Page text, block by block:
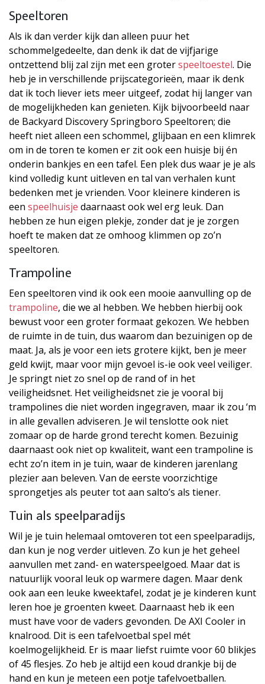
Speeltoren
Als ik dan verder kijk dan alleen puur het
schommelgedeelte, dan denk ik dat de vijfjarige
ontzettend blij zal zijn met een groterspeeltoestel. Die
heb je in verschillende prijscategorieën, maar ik denk
dat ik toch liever iets meer uitgeef, zodat hij langer van
de mogelijkheden kan genieten. Kijk bijvoorbeeld naar
de Backyard Discovery Springboro Speeltoren; die
heeft niet alleen een schommel, glijbaan en een klimrek
om in de toren te komen er zit ook een huisje bij én
onderin bankjes en een tafel. Een plek dus waar je je als
kind volledig kunt uitleven en tal van verhalen kunt
bedenken met je vrienden. Voor kleinere kinderen is
een speelhuisje daarnaast ook wel erg leuk. Dan
hebben ze hun eigen plekje, zonder dat je je zorgen
hoeft te maken dat ze omhoog klimmen op zo’n
speeltoren.
Trampoline
Een speeltoren vind ik ook een mooie aanvulling op de
trampoline, die we al hebben. We hebben hierbij ook
bewust voor een groter formaat gekozen. We hebben
de ruimte in de tuin, dus waarom dan bezuinigen op de
maat. Ja, als je voor een iets grotere kijkt, ben je meer
geld kwijt, maar voor mijn gevoel is-ie ook veel veiliger.
Je springt niet zo snel op de rand of in het
veiligheidsnet. Het veiligheidsnet zie je vooral bij
trampolines die niet worden ingegraven, maar ik zou ‘m
in alle gevallen adviseren. Je wil tenslotte ook niet
zomaar op de harde grond terecht komen. Bezuinig
daarnaast ook niet op kwaliteit, want een trampoline is
echt zo’n item in je tuin, waar de kinderen jarenlang
plezier aan beleven. Van de eerste voorzichtige
sprongetjes als peuter tot aan salto’s als tiener.
Tuin als speelparadijs
Wil je je tuin helemaal omtoveren tot een speelparadijs,
dan kun je nog verder uitleven. Zo kun je het geheel
aanvullen met zand- en waterspeelgoed. Maar dat is
natuurlijk vooral leuk op warmere dagen. Maar denk
ook aan een leuke kweektafel, zodat je je kinderen kunt
leren hoe je groenten kweet. Daarnaast heb ik een
must have voor de vaders gevonden. De AXI Cooler in
knalrood. Dit is een tafelvoetbal spel mét
koelmogelijkheid. Er is maar liefst ruimte voor 60 blikjes
of 45 flesjes. Zo heb je altijd een koud drankje bij de
hand en kun je meteen een potje tafelvoetballen.